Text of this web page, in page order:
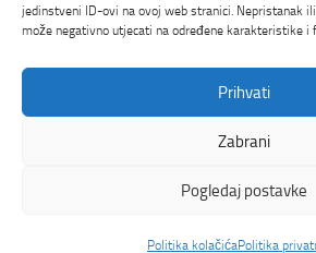
jedinstveni ID-ovi na ovoj web stranici. Nepristanak
može negativno utjecati na određene karakteristike i
Prihvati
Zabrani
Pogledaj postavke
Politika kolačićaPolitika
Net &